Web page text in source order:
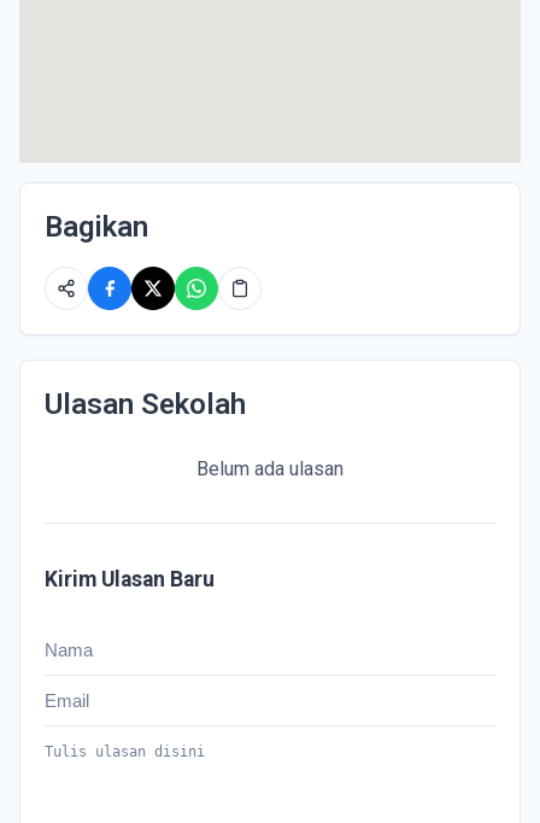
Bagikan
Ulasan Sekolah
Belum ada ulasan
Kirim Ulasan Baru